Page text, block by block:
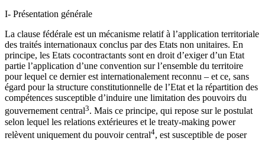
I- Présentation générale
La clause fédérale est un mécanisme relatif à l’application territoriale
des traités internationaux conclus par des Etats non unitaires. En
principe, les Etats cocontractants sont en droit d’exiger d’un Etat
partie l’application d’une convention sur l’ensemble du territoire
pour lequel ce dernier est internationalement reconnu – et ce, sans
égard pour la structure constitutionnelle de l’Etat et la répartition des
compétences susceptible d’induire une limitation des pouvoirs du
gouvernement central3. Mais ce principe, qui repose sur le postulat
selon lequel les relations extérieures et le treaty-making power
relèvent uniquement du pouvoir central4, est susceptible de poser